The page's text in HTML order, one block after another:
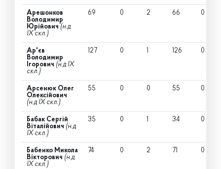
Арешонков
Володимир
Юрійович (н.д
IX скл.)
69 0 2 66 0
Ар'єв
Володимир
Ігорович (н.д IX
скл.)
127 0 1 126 0
Арсенюк Олег
Олексійович
(н.д IX скл.)
55 0 0 55 0
Бабак Сергій
Віталійович (н.д
IX скл.)
35 0 1 34 0
Бабенко Микола
Вікторович (н.д
IX скл.)
74 0 2 71 0